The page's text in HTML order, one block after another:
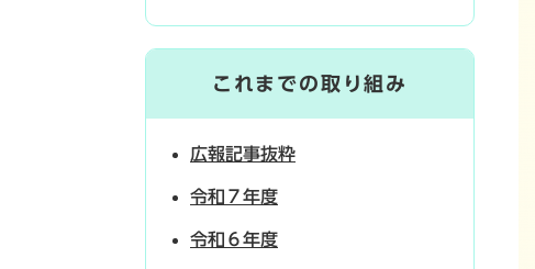
これまでの取り組み
広報記事抜粋
令和７年度
令和６年度